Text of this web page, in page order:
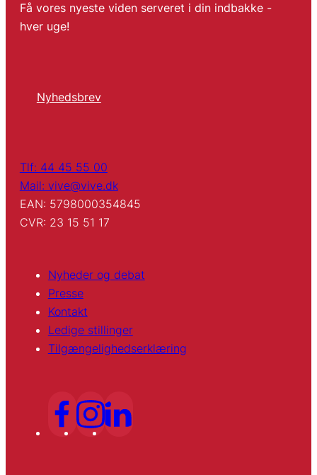
Få vores nyeste viden serveret i din indbakke -
hver uge!
Nyhedsbrev
Tlf: 44 45 55 00
Mail: vive@vive.dk
EAN: 5798000354845
CVR: 23 15 51 17
Nyheder og debat
Presse
Kontakt
Ledige stillinger
Tilgængelighedserklæring